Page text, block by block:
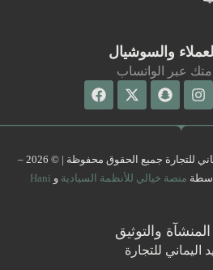
والسوشيال
عبر الواتساب
Instagram
Snapchat
X-
twitter
Facebook
مؤسسة عبدالاله سراج سعيد اليماني للتجارة جميع الحقوق محفوظة | © 2026 –
منصة خيالي للأنظمة السيادية و Hani
المنشآة والتوثيق
للتجارة